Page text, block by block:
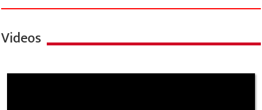
Videos